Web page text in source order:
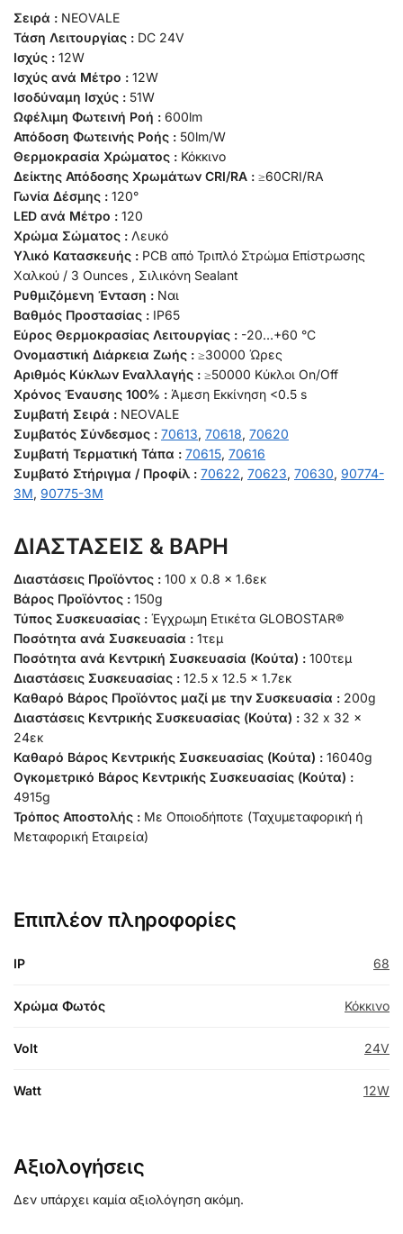
Σειρά : NEOVALE
Τάση Λειτουργίας : DC 24V
Ισχύς : 12W
Ισχύς ανά Μέτρο : 12W
Ισοδύναμη Ισχύς : 51W
Ωφέλιμη Φωτεινή Ροή : 600lm
Απόδοση Φωτεινής Ροής : 50lm/W
Θερμοκρασία Χρώματος : Κόκκινο
Δείκτης Απόδοσης Χρωμάτων CRI/RA : ≥60CRI/RA
Γωνία Δέσμης : 120°
LED ανά Μέτρο : 120
Χρώμα Σώματος : Λευκό
Υλικό Κατασκευής : PCB από Τριπλό Στρώμα Επίστρωσης
Χαλκού / 3 Ounces , Σιλικόνη Sealant
Ρυθμιζόμενη Ένταση : Ναι
Βαθμός Προστασίας : IP65
Εύρος Θερμοκρασίας Λειτουργίας : -20…+60 °C
Ονομαστική Διάρκεια Ζωής : ≥30000 Ώρες
Αριθμός Κύκλων Εναλλαγής : ≥50000 Κύκλοι On/Off
Χρόνος Έναυσης 100% : Άμεση Εκκίνηση <0.5 s
Συμβατή Σειρά : NEOVALE
Συμβατός Σύνδεσμος : 70613, 70618, 70620
Συμβατή Τερματική Τάπα : 70615, 70616
Συμβατό Στήριγμα / Προφίλ : 70622, 70623, 70630, 90774-
3M, 90775-3M
ΔΙΑΣΤΑΣΕΙΣ & ΒΑΡΗ
Διαστάσεις Προϊόντος : 100 x 0.8 x 1.6εκ
Βάρος Προϊόντος : 150g
Τύπος Συσκευασίας : Έγχρωμη Ετικέτα GLOBOSTAR®
Ποσότητα ανά Συσκευασία : 1τεμ
Ποσότητα ανά Κεντρική Συσκευασία (Κούτα) : 100τεμ
Διαστάσεις Συσκευασίας : 12.5 x 12.5 x 1.7εκ
Καθαρό Βάρος Προϊόντος μαζί με την Συσκευασία : 200g
Διαστάσεις Κεντρικής Συσκευασίας (Κούτα) : 32 x 32 x
24εκ
Καθαρό Βάρος Κεντρικής Συσκευασίας (Κούτα) : 16040g
Ογκομετρικό Βάρος Κεντρικής Συσκευασίας (Κούτα) :
4915g
Τρόπος Αποστολής : Με Οποιοδήποτε (Ταχυμεταφορική ή
Μεταφορική Εταιρεία)
Επιπλέον πληροφορίες
IP 68
Χρώμα Φωτός Κόκκινο
Volt 24V
Watt 12W
Αξιολογήσεις
Δεν υπάρχει καμία αξιολόγηση ακόμη.